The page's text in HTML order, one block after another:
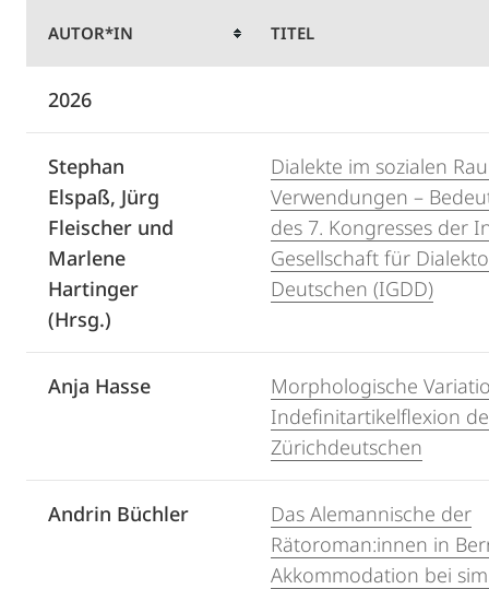
AUTOR*IN TITEL
2026
Stephan
Elspaß, Jürg
Fleischer und
Marlene
Hartinger
(Hrsg.)
Dialekte im sozialen
Verwendungen –
des 7. Kongresses der
Gesellschaft für
Deutschen (IGDD)
Anja Hasse
Morphologische
Indefinitartikelflexion
Zürichdeutschen
Andrin Büchler
Das Alemannische der
Rätoroman:innen in
Akkommodation bei